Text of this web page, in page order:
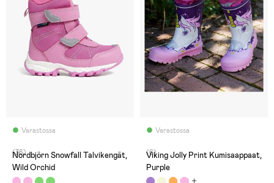
Varastossa
(36)
Nordbjörn Snowfall Talvikengät,
Wild Orchid
Varastossa
(6)
Viking Jolly Print Kumisaappaat,
Purple